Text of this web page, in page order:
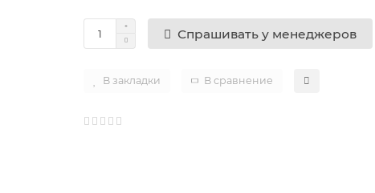
Спрашивать у менеджеров
В закладки В сравнение